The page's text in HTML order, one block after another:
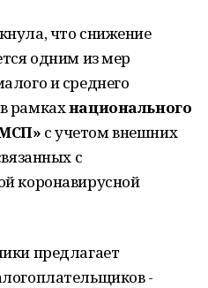
что снижение
одним из мер
и среднего
рамкахнационального
с учетом внешних
с
коронавирусной
предлагает
-